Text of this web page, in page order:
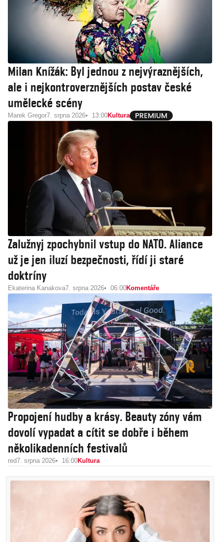
Milan Knížák: Byl jednou z nejvýraznějších,
ale i nejkontroverznějších postav české
umělecké scény
Marek Gregor7. srpna 2026 13:00Kultura
Zalužnyj zpochybnil vstup do NATO. Aliance
už je jen iluzí bezpečnosti, řídí ji staré
doktríny
Ekaterina Kanakova7. srpna 2026 06:00Komentáře
Propojení hudby a krásy. Beauty zóny vám
dovolí vypadat a cítit se dobře i během
několikadenních festivalů
red7. srpna 2026 16:00Kultura